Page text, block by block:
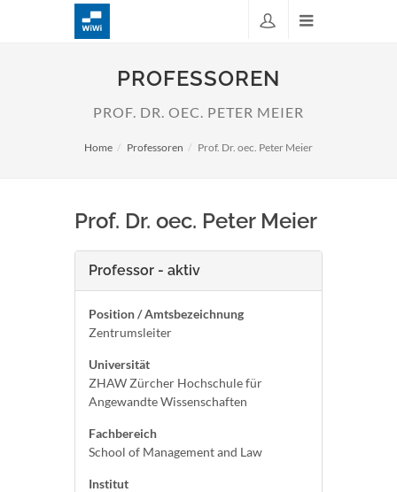
PROFESSOREN
PROF. DR. OEC. PETER MEIER
Home Professoren Prof. Dr. oec. Peter Meier
Prof. Dr. oec. Peter Meier
Professor - aktiv
Position / Amtsbezeichnung
Zentrumsleiter
Universität
ZHAW Zürcher Hochschule für
Angewandte Wissenschaften
Fachbereich
School of Management and Law
Institut